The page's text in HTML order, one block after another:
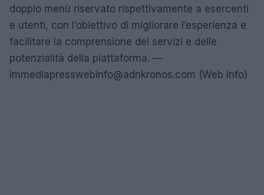
doppio menù riservato rispettivamente a esercenti
e utenti, con l’obiettivo di migliorare l’esperienza e
facilitare la comprensione dei servizi e delle
potenzialità della piattaforma. —
immediapresswebinfo@adnkronos.com (Web Info)